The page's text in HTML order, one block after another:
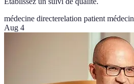
médecine directerelation patient médecin
Aug 4